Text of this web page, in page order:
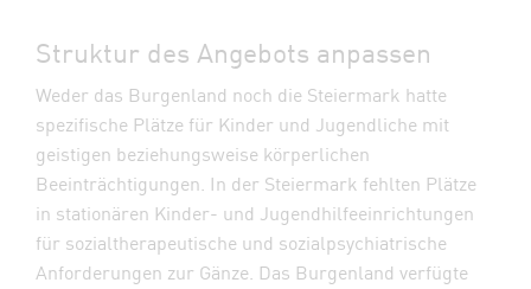
Struktur des Angebots anpassen
Weder das Burgenland noch die Steiermark hatte
spezifische Plätze für Kinder und Jugendliche mit
geistigen beziehungsweise körperlichen
Beeinträchtigungen. In der Steiermark fehlten Plätze
in stationären Kinder- und Jugendhilfeeinrichtungen
für sozialtherapeutische und sozialpsychiatrische
Anforderungen zur Gänze. Das Burgenland verfügte